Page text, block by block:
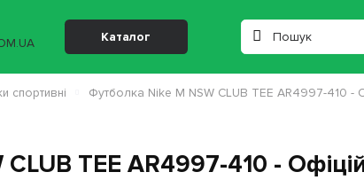
TEE AR4997-410 -
Каталог
спортивні Футболка Nike M NSW CLUB TEE AR4997-410 -